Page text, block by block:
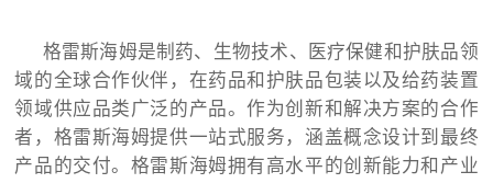
格雷斯海姆是制药、生物技术、医疗保健和护肤品领
域的全球合作伙伴，在药品和护肤品包装以及给药装置
领域供应品类广泛的产品。作为创新和解决方案的合作
者，格雷斯海姆提供一站式服务，涵盖概念设计到最终
产品的交付。格雷斯海姆拥有高水平的创新能力和产业